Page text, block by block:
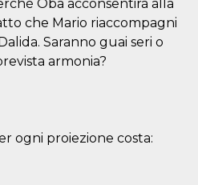
Oba acconsentirà alla
che Mario riaccompagni
Saranno guai seri o
armonia?
ogni proiezione costa:
Dominio